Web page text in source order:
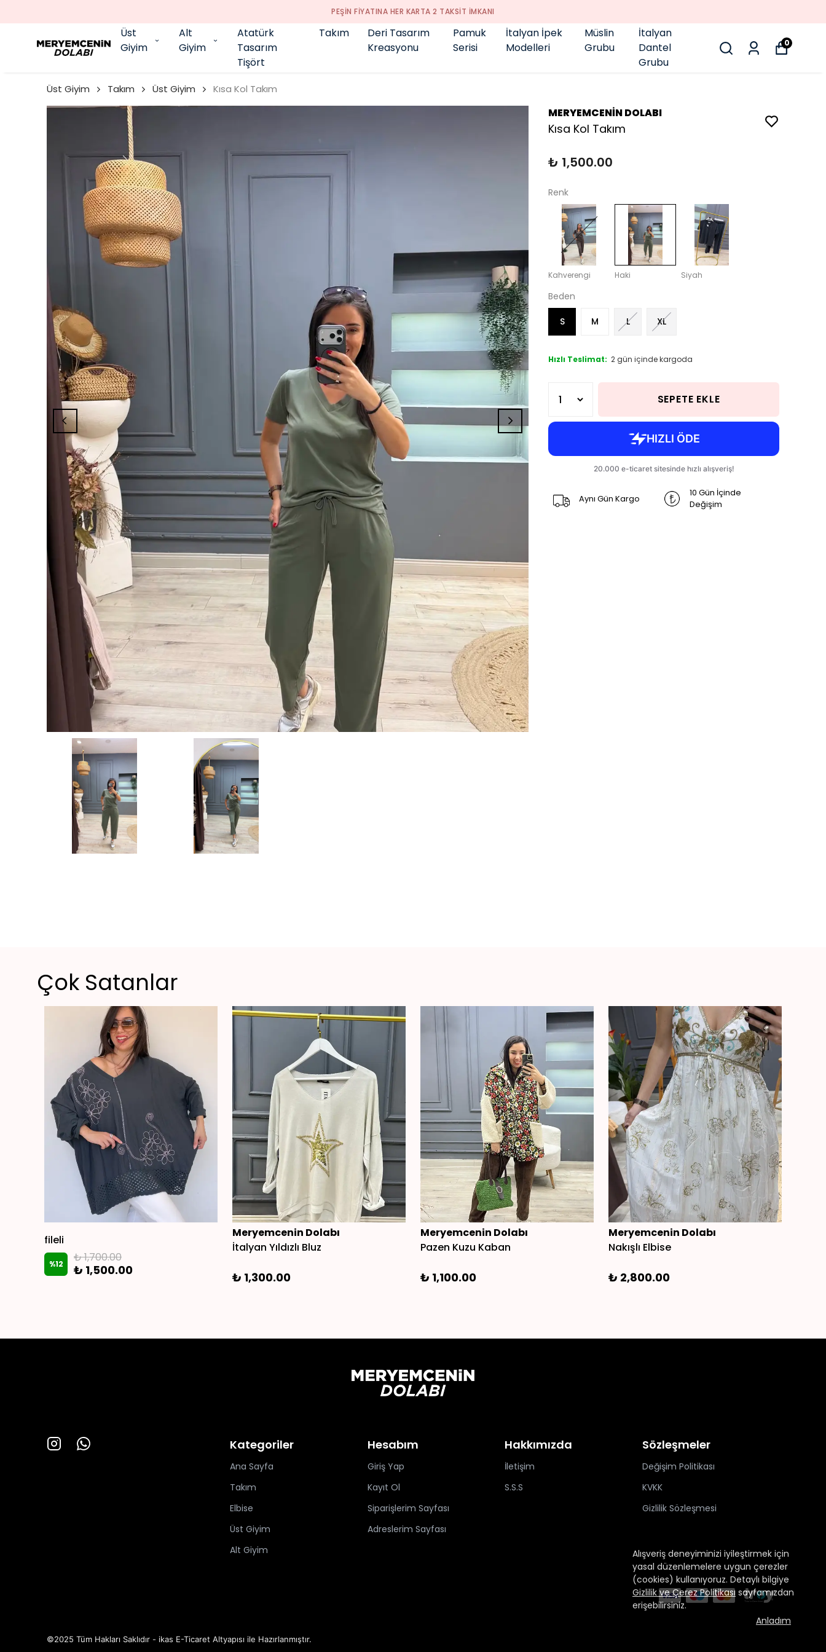
GENÇ BÜYÜK BEDEN 👑
Üst
Giyim
Alt
Giyim
Atatürk
Tasarım
Tişört
Takım
Deri Tasarım
Kreasyonu
Pamuk
Serisi
İtalyan İpek
Modelleri
Müslin
Grubu
İtalyan
Dantel
Grubu
0
Alışveriş deneyiminizi iyileştirmek için
yasal düzenlemelere uygun çerezler
(cookies) kullanıyoruz. Detaylı bilgiye
Gizlilik ve Çerez Politikası sayfamızdan
erişebilirsiniz.
Anladım
Üst Giyim Takım Üst Giyim Kısa Kol Takım
MERYEMCENİN DOLABI
Kısa Kol Takım
₺ 1,500.00
Renk
Kahverengi Haki Siyah
Beden
S M L XL
Hızlı Teslimat: 2 gün içinde kargoda
SEPETE EKLE
Aynı Gün Kargo
10 Gün İçinde
Değişim
Çok Satanlar
fileli
%12 ₺ 1,700.00
₺ 1,500.00
Meryemcenin Dolabı
İtalyan Yıldızlı Bluz
₺ 1,300.00
Meryemcenin Dolabı
Pazen Kuzu Kaban
₺ 1,100.00
Meryemcenin Dolabı
Nakışlı Elbise
₺ 2,800.00
Kategoriler
Ana Sayfa
Takım
Elbise
Üst Giyim
Alt Giyim
Hesabım
Giriş Yap
Kayıt Ol
Siparişlerim Sayfası
Adreslerim Sayfası
Hakkımızda
İletişim
S.S.S
Sözleşmeler
Değişim Politikası
KVKK
Gizlilik Sözleşmesi
©2025 Tüm Hakları Saklıdır - ikas E-Ticaret Altyapısı ile Hazırlanmıştır.